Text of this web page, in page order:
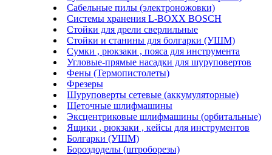
Сабельные пилы (электроножовки)
Системы хранения L-BOXX BOSCH
Стойки для дрели сверлильные
Стойки и станины для болгарки (УШМ)
Сумки , рюкзаки , пояса для инструмента
Угловые-прямые насадки для шуруповертов
Фены (Термопистолеты)
Фрезеры
Шуруповерты сетевые (аккумуляторные)
Щеточные шлифмашины
Эксцентриковые шлифмашины (орбитальные)
Ящики , рюкзаки , кейсы для инструментов
Болгарки (УШМ)
Бороздоделы (штроборезы)